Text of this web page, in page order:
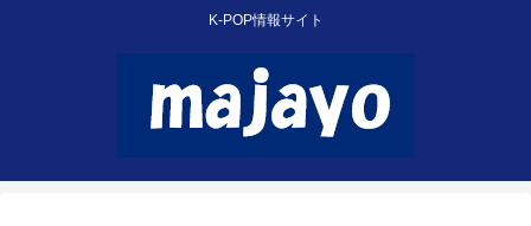
K-POP情報サイト